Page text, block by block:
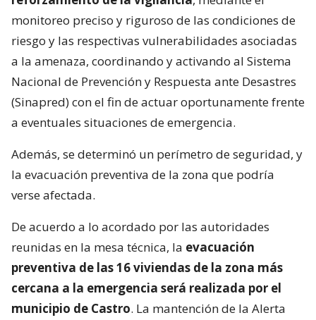
monitoreo preciso y riguroso de las condiciones de
riesgo y las respectivas vulnerabilidades asociadas
a la amenaza, coordinando y activando al Sistema
Nacional de Prevención y Respuesta ante Desastres
(Sinapred) con el fin de actuar oportunamente frente
a eventuales situaciones de emergencia.
Además, se determinó un perímetro de seguridad, y
la evacuación preventiva de la zona que podría
verse afectada.
De acuerdo a lo acordado por las autoridades
reunidas en la mesa técnica, la evacuación
preventiva de las 16 viviendas de la zona más
cercana a la emergencia será realizada por el
municipio de Castro. La mantención de la Alerta